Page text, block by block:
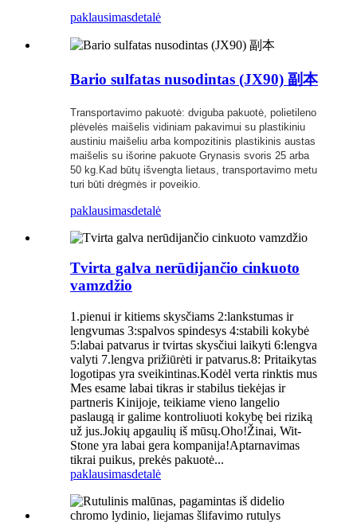
paklausimasdetalė
Bario sulfatas nusodintas (JX90) 副本
Transportavimo pakuotė: dviguba pakuotė, polietileno
plėvelės maišelis vidiniam pakavimui su plastikiniu
austiniu maišeliu arba kompozitinis plastikinis austas
maišelis su išorine pakuote Grynasis svoris 25 arba
50 kg.Kad būtų išvengta lietaus, transportavimo metu
turi būti drėgmės ir poveikio.
paklausimasdetalė
Tvirta galva nerūdijančio cinkuoto
vamzdžio
1.pienui ir kitiems skysčiams 2:lankstumas ir
lengvumas 3:spalvos spindesys 4:stabili kokybė
5:labai patvarus ir tvirtas skysčiui laikyti 6:lengva
valyti 7.lengva prižiūrėti ir patvarus.8: Pritaikytas
logotipas yra sveikintinas.Kodėl verta rinktis mus
Mes esame labai tikras ir stabilus tiekėjas ir
partneris Kinijoje, teikiame vieno langelio
paslaugą ir galime kontroliuoti kokybę bei riziką
už jus.Jokių apgaulių iš mūsų.Oho!Žinai, Wit-
Stone yra labai gera kompanija!Aptarnavimas
tikrai puikus, prekės pakuotė...
paklausimasdetalė